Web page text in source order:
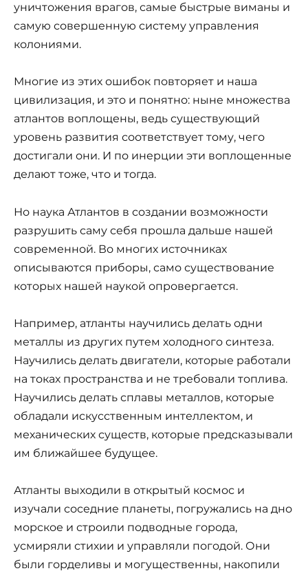
уничтожения врагов, самые быстрые виманы и
самую совершенную систему управления
колониями.
Многие из этих ошибок повторяет и наша
цивилизация, и это и понятно: ныне множества
атлантов воплощены, ведь существующий
уровень развития соответствует тому, чего
достигали они. И по инерции эти воплощенные
делают тоже, что и тогда.
Но наука Атлантов в создании возможности
разрушить саму себя прошла дальше нашей
современной. Во многих источниках
описываются приборы, само существование
которых нашей наукой опровергается.
Например, атланты научились делать одни
металлы из других путем холодного синтеза.
Научились делать двигатели, которые работали
на токах пространства и не требовали топлива.
Научились делать сплавы металлов, которые
обладали искусственным интеллектом, и
механических существ, которые предсказывали
им ближайшее будущее.
Атланты выходили в открытый космос и
изучали соседние планеты, погружались на дно
морское и строили подводные города,
усмиряли стихии и управляли погодой. Они
были горделивы и могущественны, накопили